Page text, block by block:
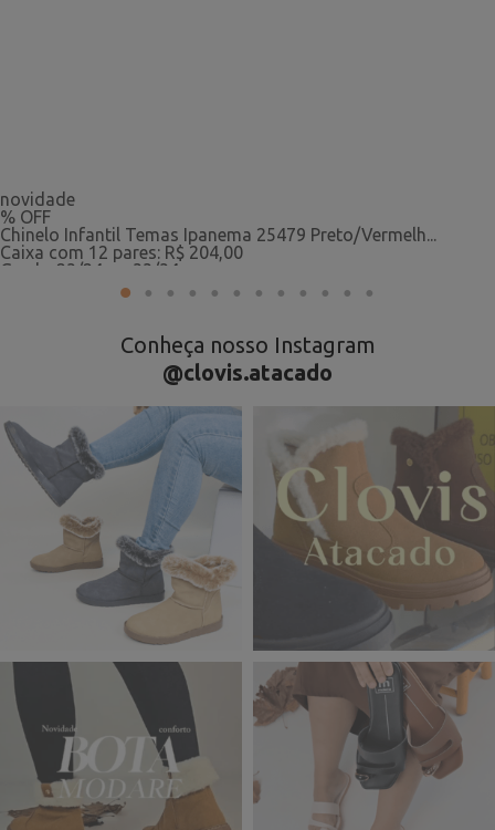
novidade
% OFF
Chinelo Infantil Temas Ipanema 25479 Preto/Vermelh...
Caixa com 12 pares: R$ 204,00
Grade: 23/24 ao 33/34
1 2 3 4 5 6 7 8 9 101112
Conheça nosso Instagram
@clovis.atacado